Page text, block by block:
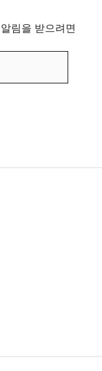
림을 받으려면